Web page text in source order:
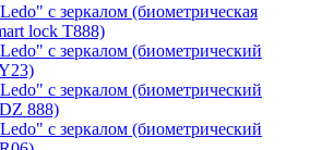
с зеркалом (биометрическая
lock T888)
с зеркалом (биометрический
с зеркалом (биометрический
888)
с зеркалом (биометрический